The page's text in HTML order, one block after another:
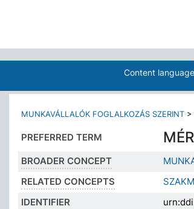
Content language
MUNKAVÁLLALÓK FOGLALKOZÁS SZERINT >
PREFERRED TERM
BROADER CONCEPT
RELATED CONCEPTS
IDENTIFIER